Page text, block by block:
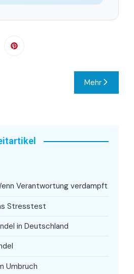
Mehr
Verantwortung verdampft
Stresstest
in Deutschland
Umbruch